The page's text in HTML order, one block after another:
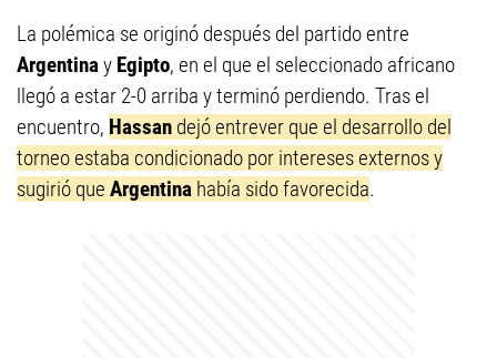
La polémica se originó después del partido entre
Argentinay Egipto, en el que el seleccionado africano
llegó a estar 2-0 arriba y terminó perdiendo. Tras el
encuentro, Hassan dejó entrever que el desarrollo del
torneo estaba condicionado por intereses externos y
sugirió que Argentina había sido favorecida.